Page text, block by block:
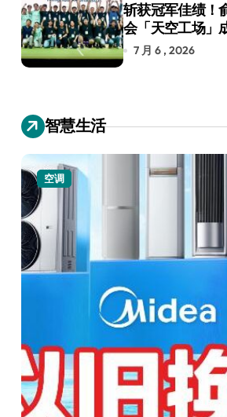
斩获冠军佳绩！
会「天空工场」
RoboCup 机器人
7 月 6 , 2026
智慧生活
空调